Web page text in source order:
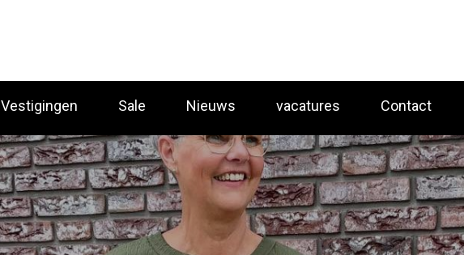
Vestigingen Sale Nieuws vacatures Contact